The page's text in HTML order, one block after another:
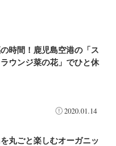
時間！鹿児島空港の「ス
ウンジ菜の花」でひと休
2020.01.14
丸ごと楽しむオーガニッ